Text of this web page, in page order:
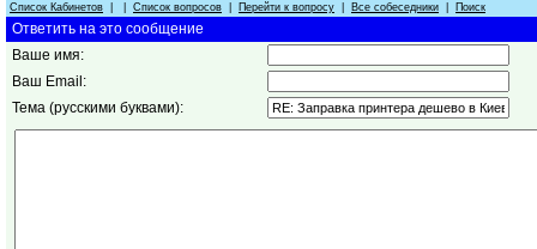
Список Кабинетов Список вопросов Перейти к вопросу Все собеседники Поиск
Ответить на это сообщение
Ваше имя:
Ваш Email:
Тема (русскими буквами):